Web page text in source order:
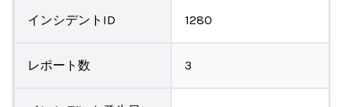
インシデントID 1280
レポート数 3